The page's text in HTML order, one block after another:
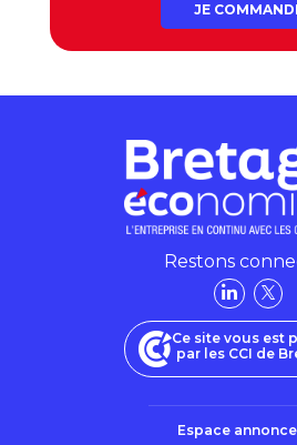
JE
Restons
Ce site vous est
par les CCI de
Espace